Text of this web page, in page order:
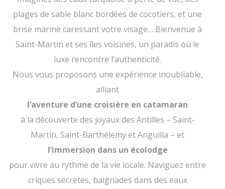
plages de sable blanc bordées de cocotiers, et une
brise marine caressant votre visage… Bienvenue à
Saint-Martin et ses îles voisines, un paradis où le
luxe rencontre l’authenticité.
Nous vous proposons une expérience inoubliable,
alliant
l’aventure d’une croisière en catamaran
à la découverte des joyaux des Antilles – Saint-
Martin, Saint-Barthélemy et Anguilla – et
l’immersion dans un écolodge
pour vivre au rythme de la vie locale. Naviguez entre
criques secrètes, baignades dans des eaux